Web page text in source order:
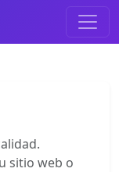
sitio web o